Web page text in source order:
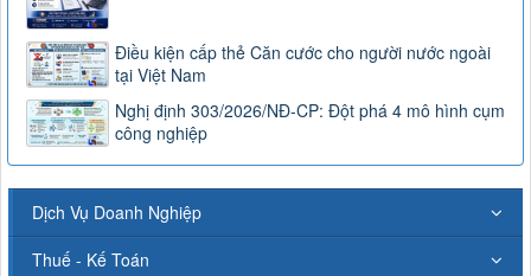
Điều kiện cấp thẻ Căn cước cho người nước ngoài
tại Việt Nam
Nghị định 303/2026/NĐ-CP: Đột phá 4 mô hình cụm
công nghiệp
Dịch Vụ Doanh Nghiệp
Thuế - Kế Toán